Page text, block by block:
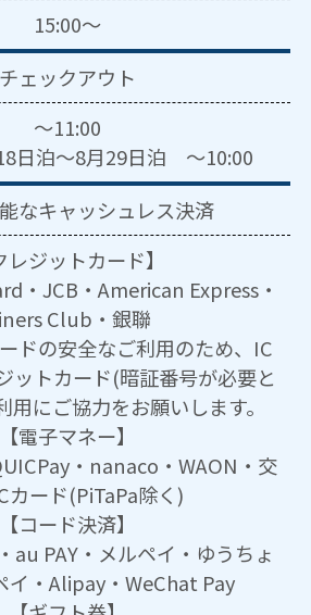
15:00～
チェックアウト
～11:00
日泊～8月29日泊 ～10:00
なキャッシュレス決済
レジットカード】
・JCB・American Express・
Club・銀聯
ドの安全なご利用のため、IC
ットカード(暗証番号が必要と
用にご協力をお願いします。
【電子マネー】
・nanaco・WAON・交
カード(PiTaPa除く)
【コード決済】
au PAY・メルペイ・ゆうちょ
イ・Alipay・WeChat Pay